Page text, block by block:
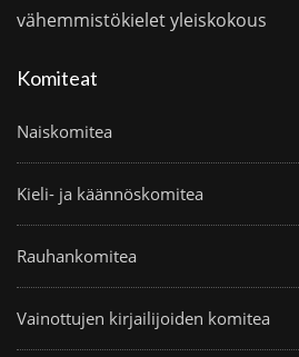
vähemmistökieletyleiskokous
Komiteat
Naiskomitea
Kieli- ja käännöskomitea
Rauhankomitea
Vainottujen kirjailijoiden komitea